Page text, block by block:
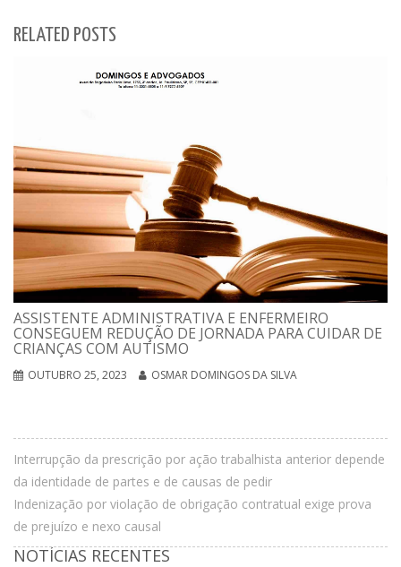
RELATED POSTS
ASSISTENTE ADMINISTRATIVA E ENFERMEIRO
CONSEGUEM REDUÇÃO DE JORNADA PARA CUIDAR DE
CRIANÇAS COM AUTISMO
OUTUBRO 25, 2023 OSMAR DOMINGOS DA SILVA
Interrupção da prescrição por ação trabalhista anterior depende
da identidade de partes e de causas de pedir
Indenização por violação de obrigação contratual exige prova
de prejuízo e nexo causal
NOTÍCIAS RECENTES